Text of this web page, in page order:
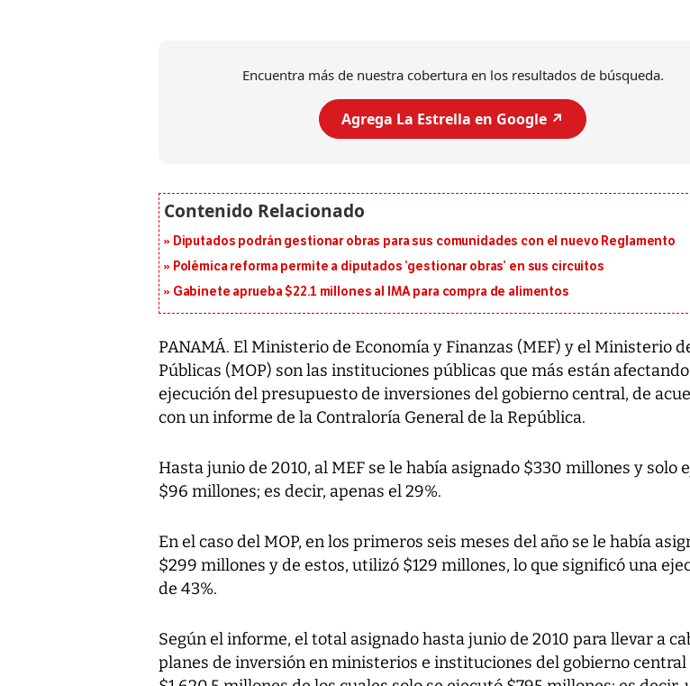
Encuentra más de nuestra cobertura en los resultados de búsqueda.
Agrega La Estrella en Google ↗️
Diputados podrán gestionar obras para sus comunidades con el nuevo Reglamento
Polémica reforma permite a diputados ‘gestionar obras’ en sus circuitos
Gabinete aprueba $22.1 millones al IMA para compra de alimentos
PANAMÁ. El Ministerio de Economía y Finanzas (MEF) y el Ministerio
Públicas (MOP) son las instituciones públicas que más están
ejecución del presupuesto de inversiones del gobierno central, de
con un informe de la Contraloría General de la República.
Hasta junio de 2010, al MEF se le había asignado $330 millones y solo
$96 millones; es decir, apenas el 29%.
En el caso del MOP, en los primeros seis meses del año se le había
$299 millones y de estos, utilizó $129 millones, lo que significó una
de 43%.
Según el informe, el total asignado hasta junio de 2010 para llevar a
planes de inversión en ministerios e instituciones del gobierno central
al sur de Japón,